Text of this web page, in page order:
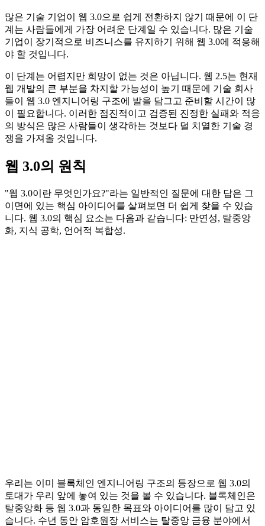
많은 기술 기업이 웹 3.0으로 쉽게 전환하지 않기 때문에 이 단
계는 사람들에게 가장 어려운 단계일 수 있습니다. 많은 기술
기업이 장기적으로 비즈니스를 유지하기 위해 웹 3.0에 적응해
야 할 것입니다.
이 단계는 어렵지만 희망이 없는 것은 아닙니다. 웹 2.5는 현재
웹 개발의 큰 부분을 차지할 가능성이 높기 때문에 기술 회사
들이 웹 3.0 엔지니어링 구조에 발을 담그고 준비할 시간이 많
이 필요합니다. 이러한 점진적이고 검증된 진정한 실패와 적응
의 방식은 많은 사람들이 생각하는 것보다 덜 치열한 기술 경
쟁을 가져올 것입니다.
웹 3.0의 원칙
"웹 3.0이란 무엇인가요?"라는 일반적인 질문에 대한 답은 그
이면에 있는 핵심 아이디어를 살펴보면 더 쉽게 찾을 수 있습
니다. 웹 3.0의 핵심 요소는 다음과 같습니다: 만연성, 탈중앙
화, 지식 공학, 언어적 복합성.
우리는 이미 블록체인 엔지니어링 구조의 등장으로 웹 3.0의
토대가 우리 앞에 놓여 있는 것을 볼 수 있습니다. 블록체인은
탈중앙화 등 웹 3.0과 동일한 목표와 아이디어를 많이 담고 있
습니다. 수년 동안 암호원장 서비스는 탈중앙 금융 분야에서